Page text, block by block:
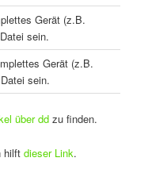
Gerät (z.B.
sein.
Gerät (z.B.
sein.
über dd zu finden.
hilftdieser Link.